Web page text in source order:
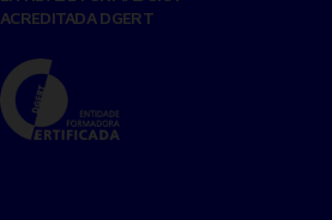
ACREDITADA DGERT